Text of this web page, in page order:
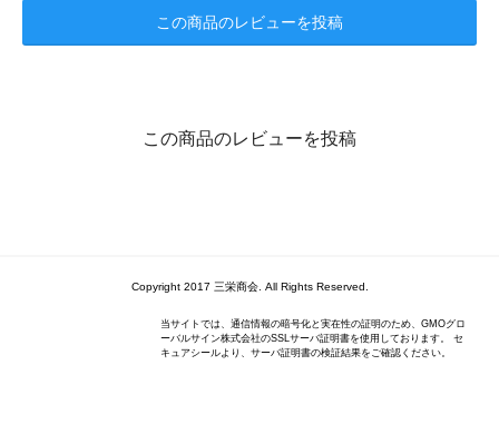
この商品のレビューを投稿
この商品のレビューを投稿
Copyright 2017 三栄商会. All Rights Reserved.
当サイトでは、通信情報の暗号化と実在性の証明のため、GMOグロ
ーバルサイン株式会社のSSLサーバ証明書を使用しております。 セ
キュアシールより、サーバ証明書の検証結果をご確認ください。